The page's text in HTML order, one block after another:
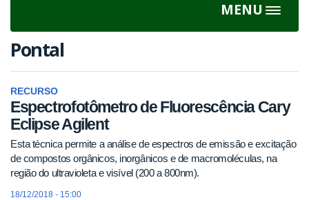
MENU
Toggle
Pontal
RECURSO
Espectrofotômetro de Fluorescência Cary
Eclipse Agilent
Esta técnica permite a análise de espectros de emissão e excitação
de compostos orgânicos, inorgânicos e de macromoléculas, na
região do ultravioleta e visível (200 a 800nm).
18/12/2018 - 15:00